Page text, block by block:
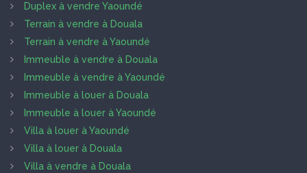
Duplex à vendre Yaoundé
Terrain à vendre à Douala
Terrain à vendre à Yaoundé
Immeuble à vendre à Douala
Immeuble à vendre à Yaoundé
Immeuble à louer à Douala
Immeuble à louer à Yaoundé
Villa à louer à Yaoundé
Villa à louer à Douala
Villa à vendre à Douala